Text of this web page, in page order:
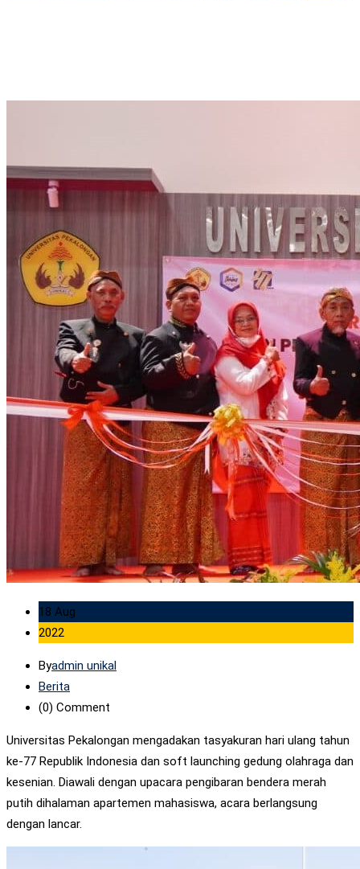
18 Aug
2022
Byadmin unikal
Berita
(0) Comment
Universitas Pekalongan mengadakan tasyakuran hari ulang tahun
ke-77 Republik Indonesia dan soft launching gedung olahraga dan
kesenian. Diawali dengan upacara pengibaran bendera merah
putih dihalaman apartemen mahasiswa, acara berlangsung
dengan lancar.